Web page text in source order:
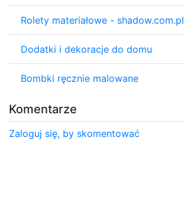
Rolety materiałowe - shadow.com.pl
Dodatki i dekoracje do domu
Bombki ręcznie malowane
Komentarze
Zaloguj się, by skomentować